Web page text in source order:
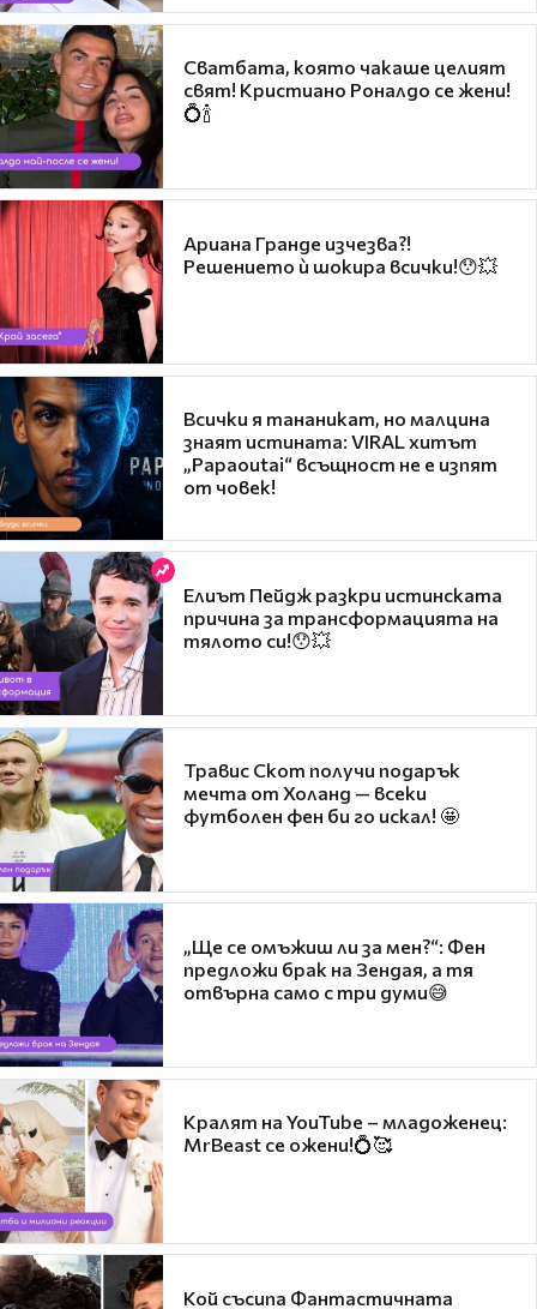
Сватбата, която чакаше целият
свят! Кристиано Роналдо се жени!
💍🍾
Ариана Гранде изчезва?!
Решението ѝ шокира всички!😯💥
Всички я тананикат, но малцина
знаят истината: VIRAL хитът
„Papaoutai“ всъщност не е изпят
от човек!
Елиът Пейдж разкри истинската
причина за трансформацията на
тялото си!😯💥
Травис Скот получи подарък
мечта от Холанд — всеки
футболен фен би го искал! 🤩
„Ще се омъжиш ли за мен?“: Фен
предложи брак на Зендая, а тя
отвърна само с три думи😅
Кралят на YouTube – младоженец:
MrBeast се ожени!💍🥰
Кой съсипа Фантастичната